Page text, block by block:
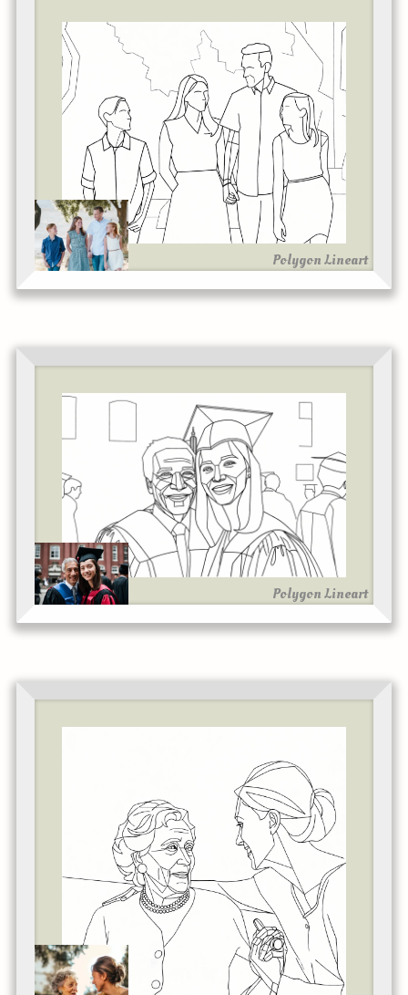
Polygon Lineart
Polygon Lineart